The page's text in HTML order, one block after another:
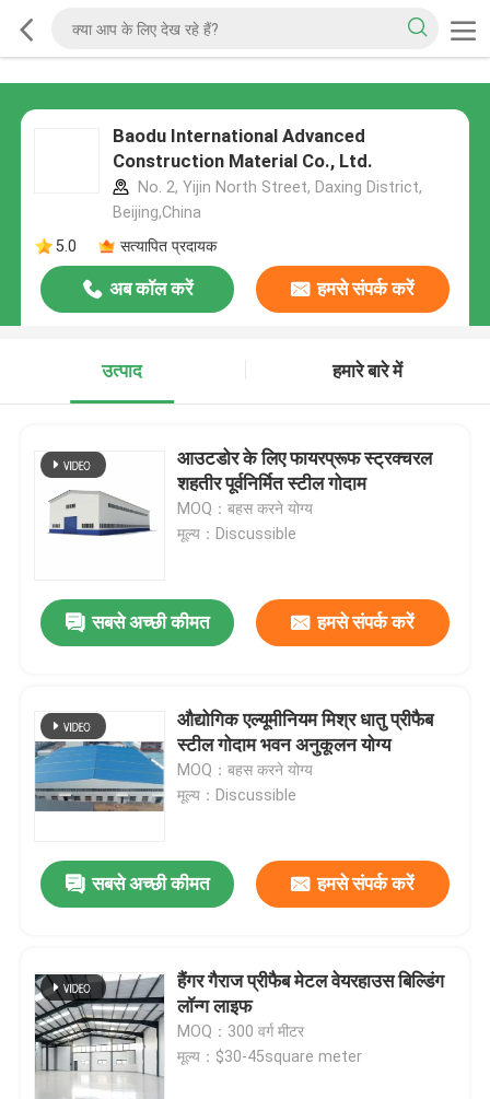
Baodu International Advanced
Construction Material Co., Ltd.
No. 2, Yijin North Street, Daxing District,
Beijing,China
5.0
सत्यापित प्रदायक
अब कॉल करें हमसे संपर्क करें
उत्पाद हमारे बारे में
आउटडोर के लिए फायरप्रूफ स्ट्रक्चरल
शहतीर पूर्वनिर्मित स्टील गोदाम
MOQ：बहस करने योग्य
मूल्य：Discussible
सबसे अच्छी कीमत हमसे संपर्क करें
औद्योगिक एल्यूमीनियम मिश्र धातु प्रीफैब
स्टील गोदाम भवन अनुकूलन योग्य
MOQ：बहस करने योग्य
मूल्य：Discussible
सबसे अच्छी कीमत हमसे संपर्क करें
हैंगर गैराज प्रीफैब मेटल वेयरहाउस बिल्डिंग
लॉन्ग लाइफ
MOQ：300 वर्ग मीटर
मूल्य：$30-45square meter